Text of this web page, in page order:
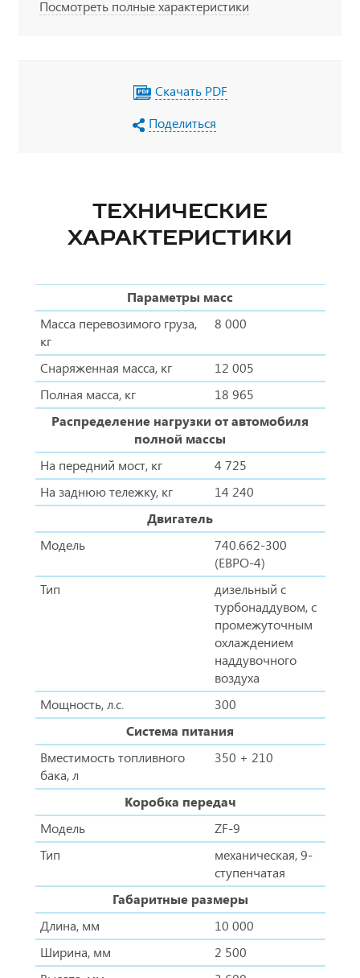
Посмотреть полные характеристики
Скачать PDF
Поделиться
ТЕХНИЧЕСКИЕ
ХАРАКТЕРИСТИКИ
Параметры масс
Масса перевозимого груза,
кг
8 000
Снаряженная масса, кг
12 005
Полная масса, кг
18 965
Распределение нагрузки от автомобиля
полной массы
На передний мост, кг
4 725
На заднюю тележку, кг
14 240
Двигатель
Модель
740.662-300
(ЕВРО-4)
Тип
дизельный с
турбонаддувом, с
промежуточным
охлаждением
наддувочного
воздуха
Мощность, л.с.
300
Система питания
Вместимость топливного
бака, л
350 + 210
Коробка передач
Модель
ZF-9
Тип
механическая, 9-
ступенчатая
Габаритные размеры
Длина, мм
10 000
Ширина, мм
2 500